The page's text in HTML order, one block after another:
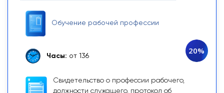
Обучение рабочей профессии
Часы: от 136
Свидетельство о профессии рабочего,
должности служащего, протокол об
20%